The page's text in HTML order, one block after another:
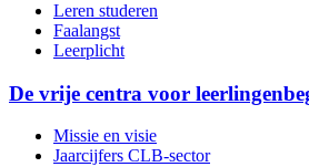
Leren studeren
Faalangst
Leerplicht
De vrije centra voor
Missie en visie
Jaarcijfers CLB-sector